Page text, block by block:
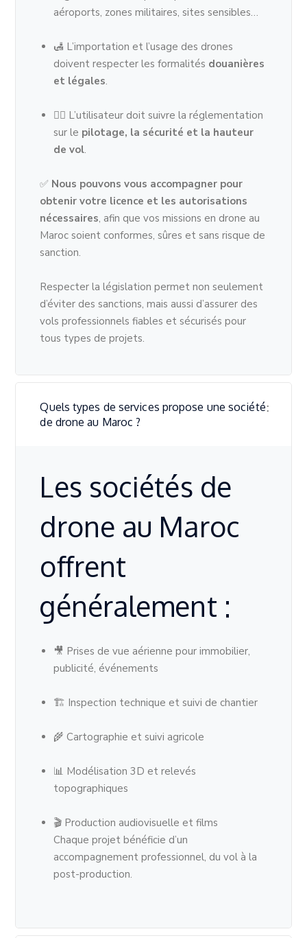
aéroports, zones militaires, sites sensibles…
🛃 L’importation et l’usage des drones
doivent respecter les formalités douanières
et légales.
👨‍✈️ L’utilisateur doit suivre la réglementation
sur le pilotage, la sécurité et la hauteur
de vol.
✅ Nous pouvons vous accompagner pour
obtenir votre licence et les autorisations
nécessaires, afin que vos missions en drone au
Maroc soient conformes, sûres et sans risque de
sanction.
Respecter la législation permet non seulement
d’éviter des sanctions, mais aussi d’assurer des
vols professionnels fiables et sécurisés pour
tous types de projets.
Quels types de services propose une société
de drone au Maroc ?
Les sociétés de
drone au Maroc
offrent
généralement :
🎥 Prises de vue aérienne pour immobilier,
publicité, événements
🏗 Inspection technique et suivi de chantier
🌾 Cartographie et suivi agricole
📊 Modélisation 3D et relevés
topographiques
🎬 Production audiovisuelle et films
Chaque projet bénéficie d’un
accompagnement professionnel, du vol à la
post-production.